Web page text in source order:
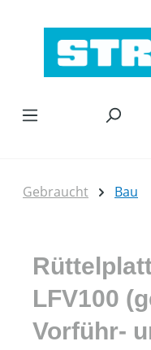
Gebraucht Bau
LFV100
Vorführ-